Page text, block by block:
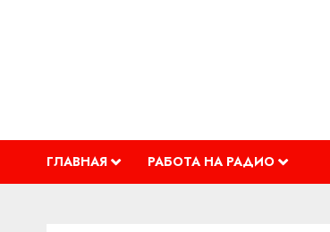
ГЛАВНАЯ РАБОТА НА РАДИО